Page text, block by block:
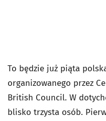
To będzie już piąta
organizowanego przez
British Council. W
blisko trzysta osób.